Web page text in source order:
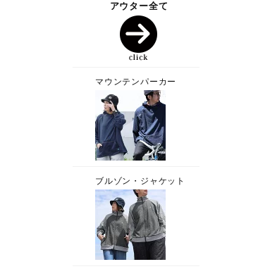
アウター全て
マウンテンパーカー
ブルゾン・ジャケット